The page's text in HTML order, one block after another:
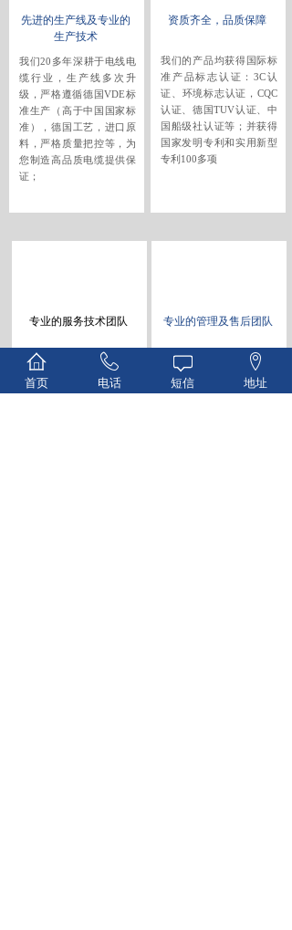
先进的生产线及专业的
生产技术
我们20多年深耕于电线电
缆行业，生产线多次升
级，严格遵循德国VDE标
准生产（高于中国国家标
准），德国工艺，进口原
料，严格质量把控等，为
您制造高品质电缆提供保
证；
资质齐全，品质保障
我们的产品均获得国际标
准产品标志认证：3C认
证、环境标志认证，CQC
认证、德国TUV认证、中
国船级社认证等；并获得
国家发明专利和实用新型
专利100多项
专业的服务技术团队
专业的技术团队提供客户
所需的电缆解决方案，专
业的电缆工程师专人专案
专业的管理及售后团队
国际化的经营管理理念，
锻造出专业的生产，销售
服务团队；让您从咨询到
首页 电话 短信 地址